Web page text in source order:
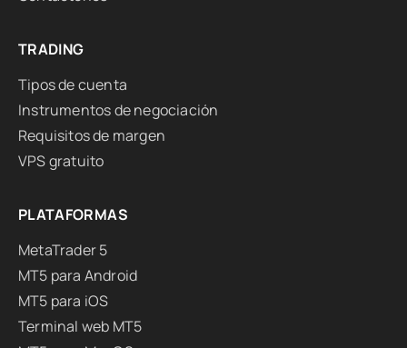
TRADING
Tipos de cuenta
Instrumentos de negociación
Requisitos de margen
VPS gratuito
PLATAFORMAS
MetaTrader 5
MT5 para Android
MT5 para iOS
Terminal web MT5